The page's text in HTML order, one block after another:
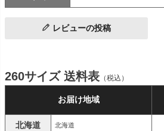
レビューの投稿
260サイズ 送料表 （税込）
お届け地域
北海道 北海道